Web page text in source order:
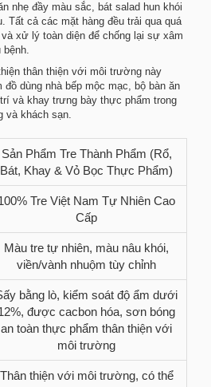
nhẹ đầy màu sắc, bát salad hun khói
Tất cả các mặt hàng đều trải qua quá
xử lý toàn diện để chống lại sự xâm
bệnh.
thân thiện với môi trường này
dùng nhà bếp mộc mạc, bộ bàn ăn
và khay trưng bày thực phẩm trong
và khách sạn.
Sản Phẩm Tre Thành Phẩm (Rổ,
Bát, Khay & Vỏ Bọc Thực Phẩm)
Tre Việt Nam Tự Nhiên Cao
Cấp
Màu tre tự nhiên, màu nâu khói,
viền/vành nhuộm tùy chỉnh
bằng lò, kiểm soát độ ẩm dưới
được cacbon hóa, sơn bóng
an toàn thực phẩm thân thiện với
môi trường
Thân thiện với môi trường, có thể